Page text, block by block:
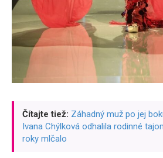
Čítajte tiež: Záhadný muž po jej
Ivana Chýlková odhalila rodinné
roky mlčalo